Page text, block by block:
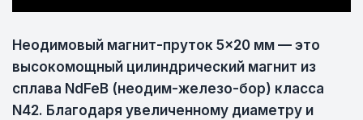
Неодимовый магнит-пруток 5×20 мм — это
высокомощный цилиндрический магнит из
сплава NdFeB (неодим-железо-бор) класса
N42. Благодаря увеличенному диаметру и